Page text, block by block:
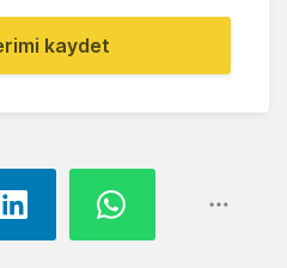
kaydet